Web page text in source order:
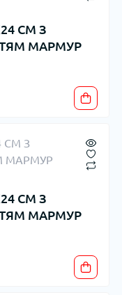
СМ З
МАРМУР
СМ З
МАРМУР